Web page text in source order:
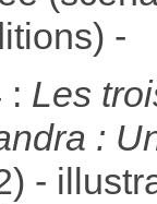
-
: Les
:
-